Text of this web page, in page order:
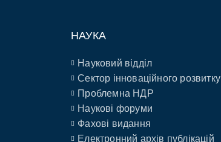
НАУКА
Науковий відділ
Сектор інноваційного розвитку
Проблемна НДР
Наукові форуми
Фахові видання
Електронний архів публікацій